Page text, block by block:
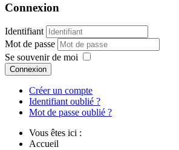
Connexion
Identifiant
Mot de passe
Se souvenir de moi
Connexion
Créer un compte
Identifiant oublié ?
Mot de passe oublié ?
Vous êtes ici :
Accueil